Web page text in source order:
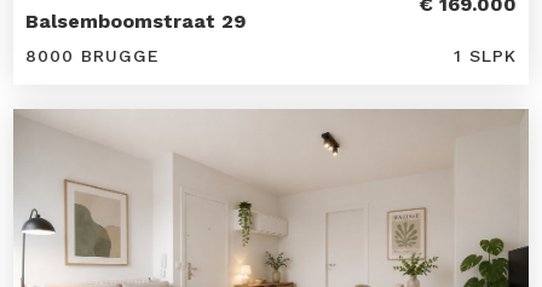
Balsemboomstraat 29
8000 BRUGGE 1 SLPK